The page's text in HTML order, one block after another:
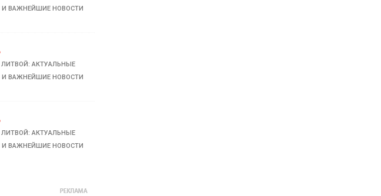
И ВАЖНЕЙШИЕ НОВОСТИ
ЛИТВОЙ: АКТУАЛЬНЫЕ
И ВАЖНЕЙШИЕ НОВОСТИ
ЛИТВОЙ: АКТУАЛЬНЫЕ
И ВАЖНЕЙШИЕ НОВОСТИ